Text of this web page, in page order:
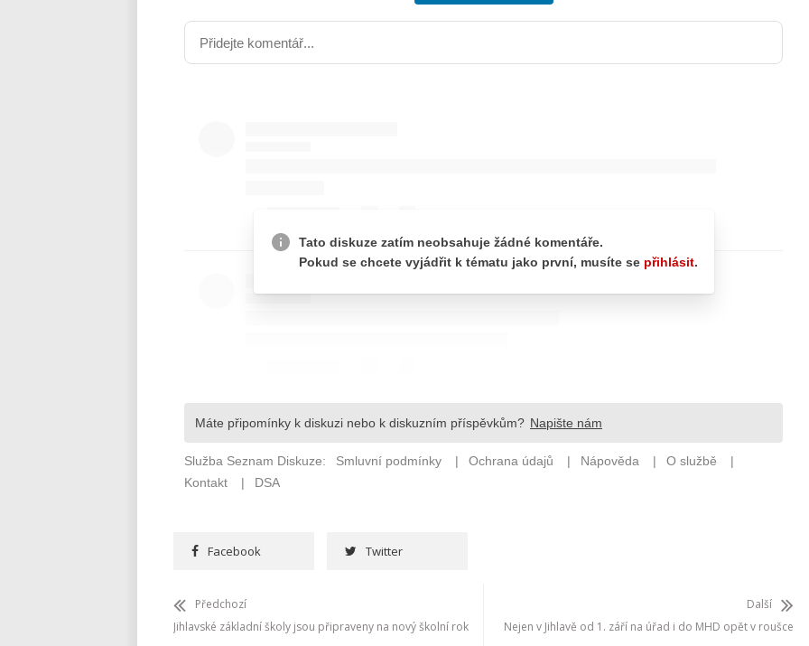
Facebook Twitter
Předchozí
Jihlavské základní školy jsou připraveny na nový školní rok
Další
Nejen v Jihlavě od 1. září na úřad i do MHD opět v roušce